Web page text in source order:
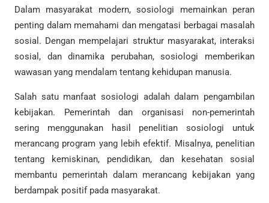
Dalam masyarakat modern, sosiologi memainkan peran
penting dalam memahami dan mengatasi berbagai masalah
sosial. Dengan mempelajari struktur masyarakat, interaksi
sosial, dan dinamika perubahan, sosiologi memberikan
wawasan yang mendalam tentang kehidupan manusia.
Salah satu manfaat sosiologi adalah dalam pengambilan
kebijakan. Pemerintah dan organisasi non-pemerintah
sering menggunakan hasil penelitian sosiologi untuk
merancang program yang lebih efektif. Misalnya, penelitian
tentang kemiskinan, pendidikan, dan kesehatan sosial
membantu pemerintah dalam merancang kebijakan yang
berdampak positif pada masyarakat.